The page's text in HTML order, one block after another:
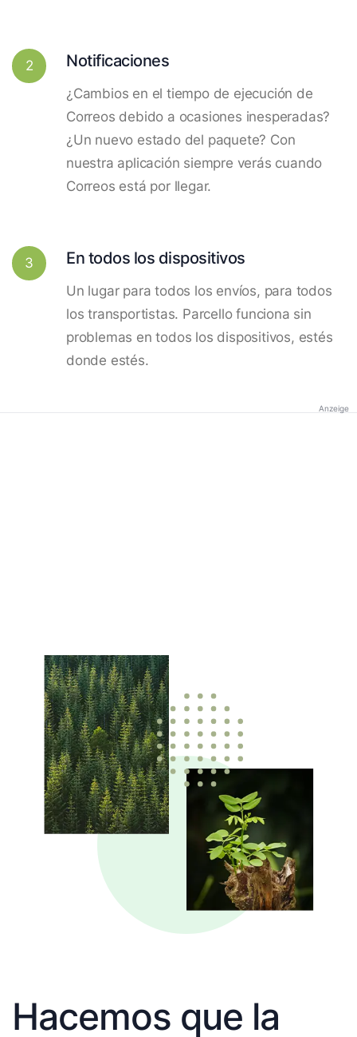
2 Notificaciones
¿Cambios en el tiempo de ejecución de
Correos debido a ocasiones inesperadas?
¿Un nuevo estado del paquete? Con
nuestra aplicación siempre verás cuando
Correos está por llegar.
3 En todos los dispositivos
Un lugar para todos los envíos, para todos
los transportistas. Parcello funciona sin
problemas en todos los dispositivos, estés
donde estés.
Anzeige
Hacemos que la